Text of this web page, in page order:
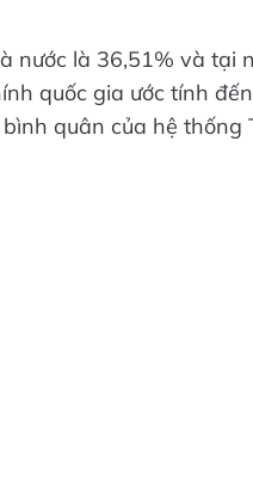
nước là 36,51% và tại
quốc gia ước tính
quân của hệ thống